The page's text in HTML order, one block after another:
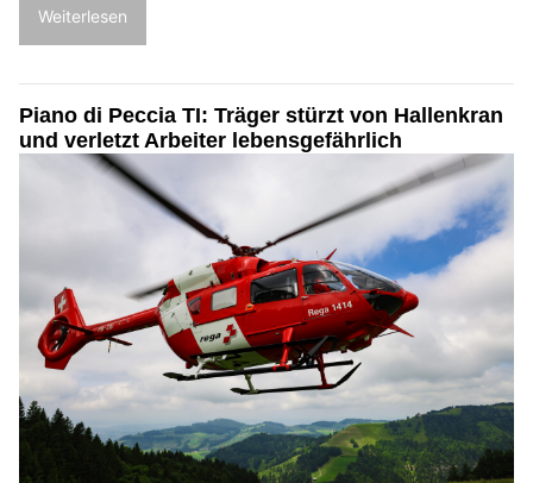
Weiterlesen
Piano di Peccia TI: Träger stürzt von Hallenkran
und verletzt Arbeiter lebensgefährlich